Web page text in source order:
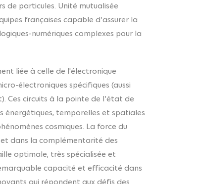
de particules. Unité mutualisée
françaises capable d’assurer la
numériques complexes pour la
liée à celle de l'électronique
électroniques spécifiques (aussi
Ces circuits à la pointe de l’état de
énergétiques, temporelles et spatiales
cosmiques. La force du
dans la complémentarité des
optimale, très spécialisée et
capacité et efficacité dans